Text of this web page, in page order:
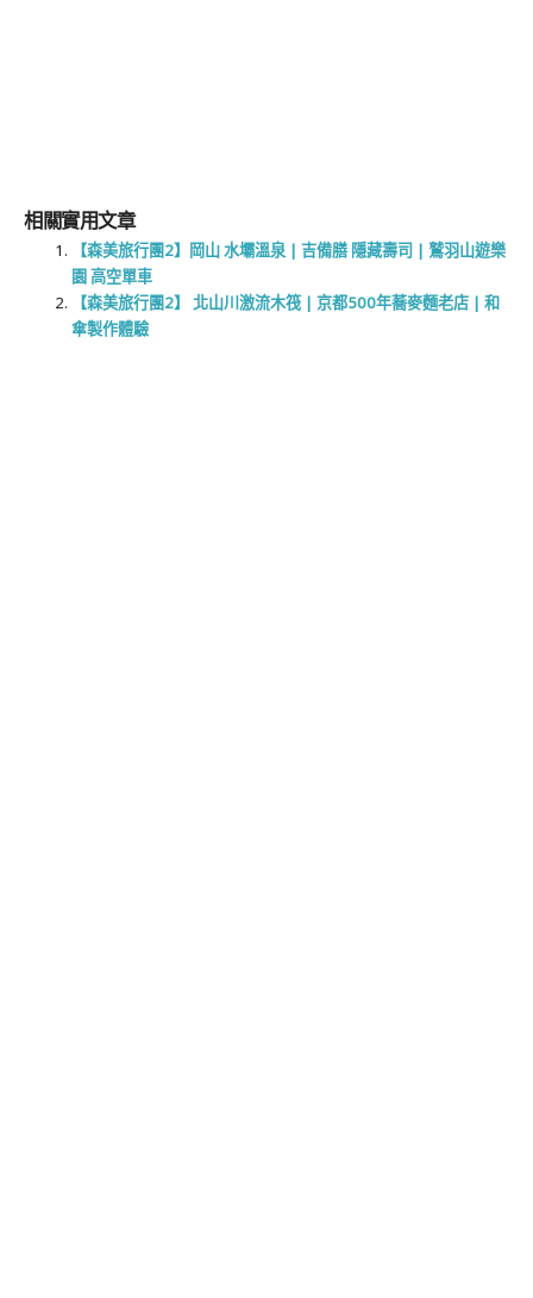
相關實用文章
【森美旅行團2】岡山 水壩溫泉 | 吉備膳 隱藏壽司 | 鷲羽山遊樂
園 高空單車
【森美旅行團2】 北山川激流木筏 | 京都500年蕎麥麵老店 | 和
傘製作體驗